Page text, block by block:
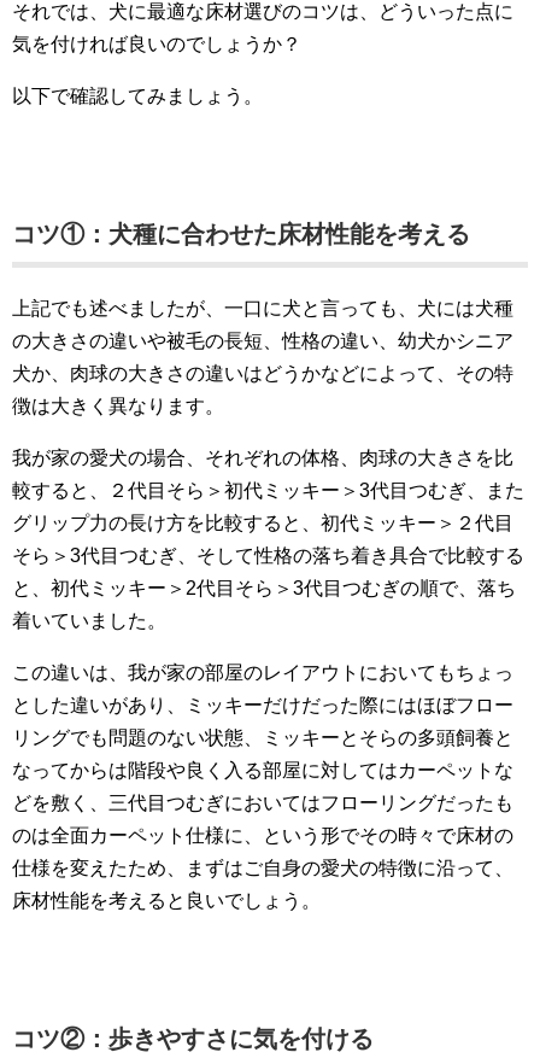
それでは、犬に最適な床材選びのコツは、どういった点に
気を付ければ良いのでしょうか？
以下で確認してみましょう。
コツ①：犬種に合わせた床材性能を考える
上記でも述べましたが、一口に犬と言っても、犬には犬種
の大きさの違いや被毛の長短、性格の違い、幼犬かシニア
犬か、肉球の大きさの違いはどうかなどによって、その特
徴は大きく異なります。
我が家の愛犬の場合、それぞれの体格、肉球の大きさを比
較すると、２代目そら＞初代ミッキー＞3代目つむぎ、また
グリップ力の長け方を比較すると、初代ミッキー＞２代目
そら＞3代目つむぎ、そして性格の落ち着き具合で比較する
と、初代ミッキー＞2代目そら＞3代目つむぎの順で、落ち
着いていました。
この違いは、我が家の部屋のレイアウトにおいてもちょっ
とした違いがあり、ミッキーだけだった際にはほぼフロー
リングでも問題のない状態、ミッキーとそらの多頭飼養と
なってからは階段や良く入る部屋に対してはカーペットな
どを敷く、三代目つむぎにおいてはフローリングだったも
のは全面カーペット仕様に、という形でその時々で床材の
仕様を変えたため、まずはご自身の愛犬の特徴に沿って、
床材性能を考えると良いでしょう。
コツ②：歩きやすさに気を付ける